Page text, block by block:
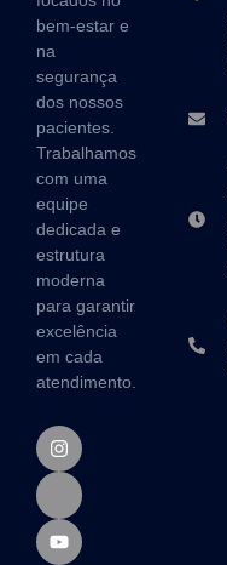
bem-estar e
na
segurança
dos nossos
pacientes.
Trabalhamos
com uma
equipe
dedicada e
estrutura
moderna
para garantir
excelência
em cada
atendimento.